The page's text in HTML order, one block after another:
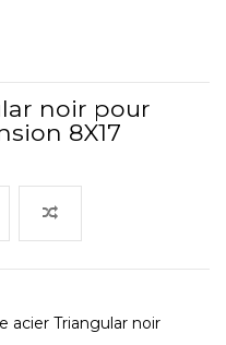
noir pour
8X17
acier Triangular noir